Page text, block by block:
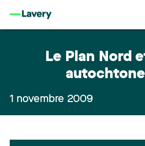
Le Plan Nord
1 novembre 2009